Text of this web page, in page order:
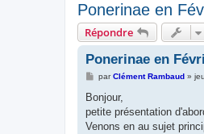
Ponerinae en
Répondre
Ponerinae en
M
s
a
g
parClément Rambaud»
Bonjour,
petite présentation
Venons en au sujet